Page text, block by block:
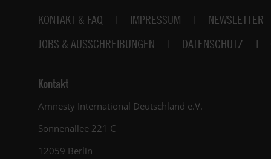
Fußbereich
KONTAKT & FAQ IMPRESSUM NEWSLETTER
JOBS & AUSSCHREIBUNGEN
DATENSCHUTZ
Kontakt
Amnesty International Deutschland e.V.
Sonnenallee 221 C
12059 Berlin